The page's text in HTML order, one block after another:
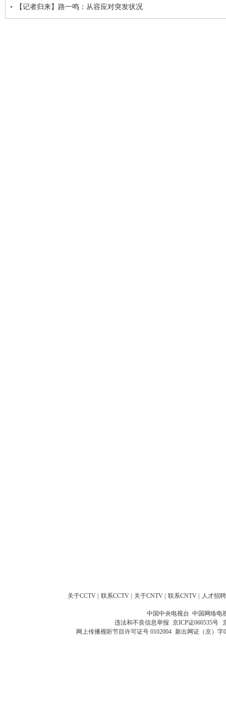
【记者归来】路一鸣：从容应对突发状况
关于CCTV 联系CCTV 关于CNTV 联系CNTV 人才招聘
中国中央电视台 中国网络电
违法和不良信息举报 京ICP证060535号
网上传播视听节目许可证号 0102004 新出网证（京）